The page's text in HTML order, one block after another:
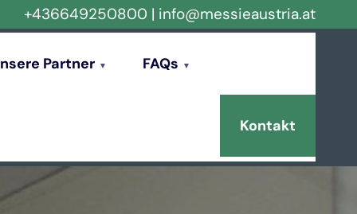
+436649250800 | info@messieaustria.at
Partner FAQs
Kontakt